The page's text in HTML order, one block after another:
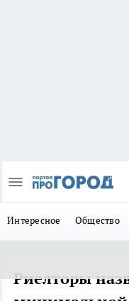
Интересное Общество
Риелторы